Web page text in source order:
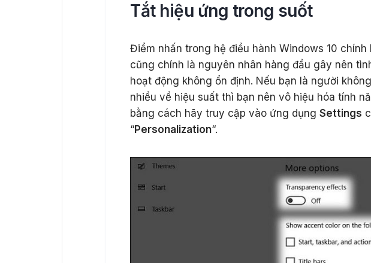
Tắt hiệu ứng trong suốt
Điểm nhấn trong hệ điều hành Windows 10
cũng chính là nguyên nhân hàng đầu gây nên
hoạt động không ổn định. Nếu bạn là người
nhiều về hiệu suất thì bạn nên vô hiệu hóa tính
bằng cách hãy truy cập vào ứng dụng Settings
“Personalization“.